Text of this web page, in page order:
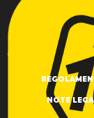
NOTE